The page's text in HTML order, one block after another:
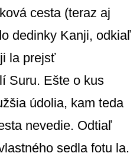
cesta (teraz aj
dedinky Kanji, odkiaľ
la prejsť
Suru. Ešte o kus
údolia, kam teda
nevedie. Odtiaľ
sedla fotu la.